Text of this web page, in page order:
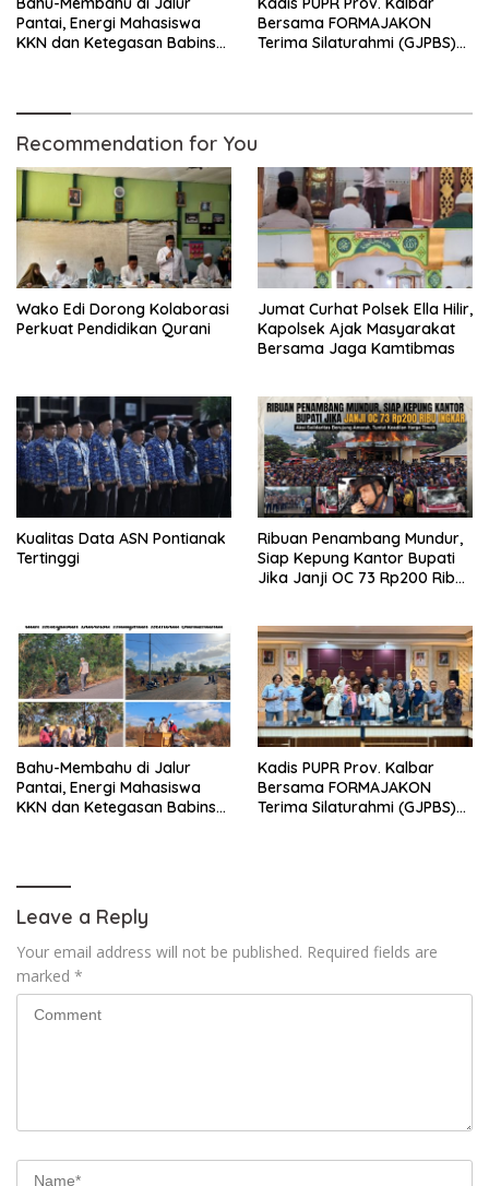
Pantai, Energi Mahasiswa
KKN dan Ketegasan Babinsa
Bersama FORMAJAKON
Terima Silaturahmi (GJPBS)
Recommendation for You
Wako Edi Dorong Kolaborasi
Perkuat Pendidikan Qurani
Jumat Curhat Polsek Ella Hilir,
Kapolsek Ajak Masyarakat
Bersama Jaga Kamtibmas
Kualitas Data ASN Pontianak
Tertinggi
Ribuan Penambang Mundur,
Siap Kepung Kantor Bupati
Jika Janji OC 73 Rp200 Ribu
Bahu-Membahu di Jalur
Pantai, Energi Mahasiswa
KKN dan Ketegasan Babinsa
Kadis PUPR Prov. Kalbar
Bersama FORMAJAKON
Terima Silaturahmi (GJPBS)
Leave a Reply
Your email address will not be published. Required fields are
marked *